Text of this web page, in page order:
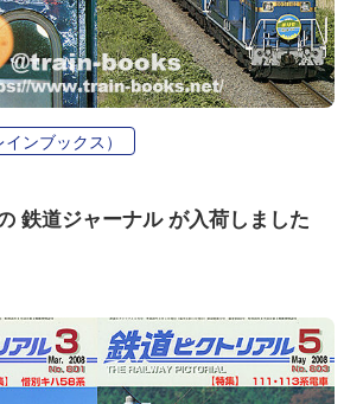
ンブックス）
鉄道ジャーナル が入荷しました